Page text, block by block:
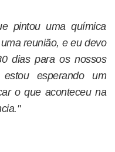
pintou uma química
reunião, e eu devo
dias para os nossos
estou esperando um
o que aconteceu na